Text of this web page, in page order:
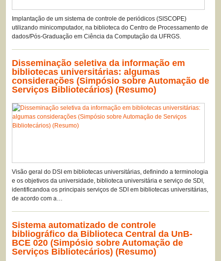
Implantação de um sistema de controle de periódicos (SISCOPE)
utilizando minicomputador, na biblioteca do Centro de Processamento de
dados/Pós-Graduação em Ciência da Computação da UFRGS.
Disseminação seletiva da informação em
bibliotecas universitárias: algumas
considerações (Simpósio sobre Automação de
Serviços Bibliotecários) (Resumo)
Visão geral do DSI em bibliotecas universitárias, definindo a terminologia
e os objetivos da universidade, biblioteca universitária e serviço de SDI,
identificandoa os principais serviços de SDI em bibliotecas universitárias,
de acordo com a…
Sistema automatizado de controle
bibliográfico da Biblioteca Central da UnB-
BCE 020 (Simpósio sobre Automação de
Serviços Bibliotecários) (Resumo)